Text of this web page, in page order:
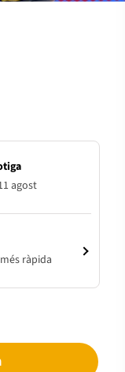
agost
ràpida